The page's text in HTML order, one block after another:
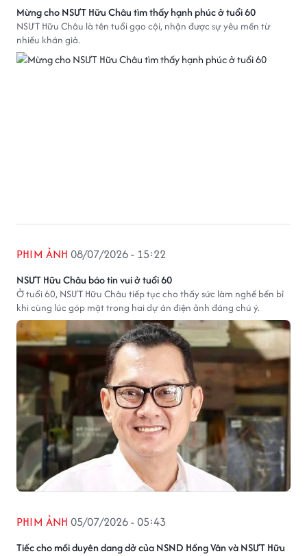
Mừng cho NSƯT Hữu Châu tìm thấy hạnh phúc ở tuổi 60
NSƯT Hữu Châu là tên tuổi gạo cội, nhận được sự yêu mến từ
nhiều khán giả.
NSƯT Hữu Châu báo tin vui ở tuổi 60
PHIM ẢNH 08/07/2026 - 15:22
Ở tuổi 60, NSƯT Hữu Châu tiếp tục cho thấy sức làm nghề bền bỉ
khi cùng lúc góp mặt trong hai dự án điện ảnh đáng chú ý.
Tiếc cho mối duyên dang dở của NSND Hồng Vân và NSƯT Hữu
PHIM ẢNH 05/07/2026 - 05:43